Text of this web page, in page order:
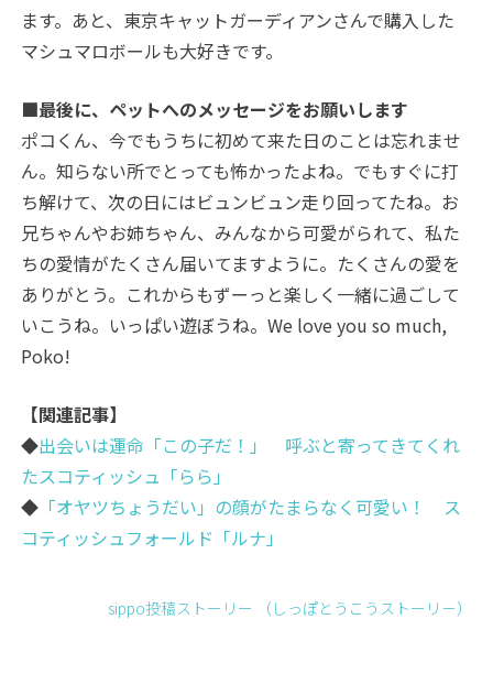
ます。あと、東京キャットガーディアンさんで購入した
マシュマロボールも大好きです。
■最後に、ペットへのメッセージをお願いします
ポコくん、今でもうちに初めて来た日のことは忘れませ
ん。知らない所でとっても怖かったよね。でもすぐに打
ち解けて、次の日にはビュンビュン走り回ってたね。お
兄ちゃんやお姉ちゃん、みんなから可愛がられて、私た
ちの愛情がたくさん届いてますように。たくさんの愛を
ありがとう。これからもずーっと楽しく一緒に過ごして
いこうね。いっぱい遊ぼうね。We love you so much,
Poko!
【関連記事】
◆出会いは運命「この子だ！」 呼ぶと寄ってきてくれ
たスコティッシュ「らら」
◆ 「オヤツちょうだい」の顔がたまらなく可愛い！ ス
コティッシュフォールド「ルナ」
sippo投稿ストーリー （しっぽとうこうストーリ－）